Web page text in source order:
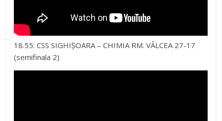
18.55: CSS SIGHIȘOARA – CHIMIA RM. VÂLCEA 27-17
(semifinala 2)